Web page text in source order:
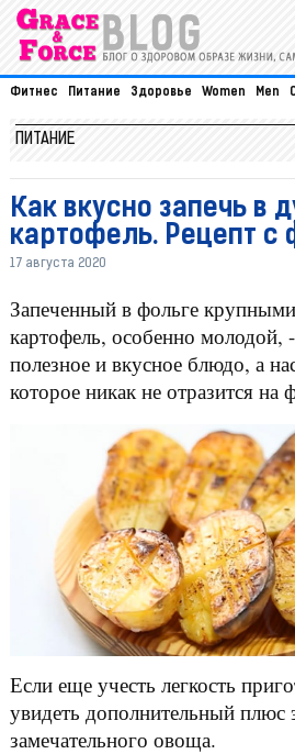
Фитнес Питание Здоровье Women Men
ПИТАНИЕ
Как вкусно запечь в
картофель. Рецепт с
17 августа 2020
Запеченный в фольге
картофель, особенно молодой,
полезное и вкусное блюдо, а
которое никак не отразится на
Если еще учесть легкость
увидеть дополнительный плюс
замечательного овоща.